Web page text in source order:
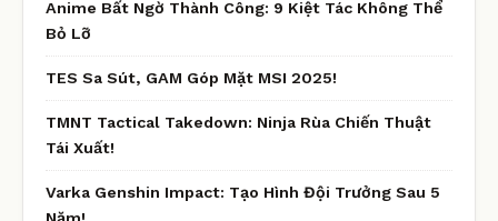
Anime Bất Ngờ Thành Công: 9 Kiệt Tác Không Thể
Bỏ Lỡ
TES Sa Sút, GAM Góp Mặt MSI 2025!
TMNT Tactical Takedown: Ninja Rùa Chiến Thuật
Tái Xuất!
Varka Genshin Impact: Tạo Hình Đội Trưởng Sau 5
Năm!